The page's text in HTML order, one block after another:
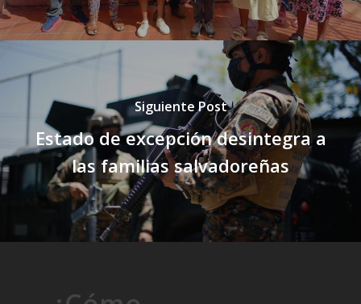
Siguiente Post
Estado de excepción desintegra a
las familias salvadoreñas